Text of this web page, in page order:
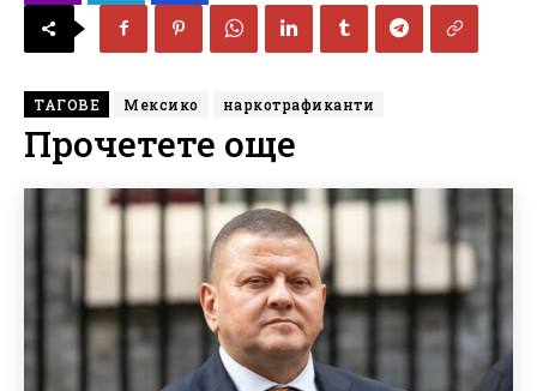
ТАГОВЕ Мексико наркотрафиканти
Прочетете още